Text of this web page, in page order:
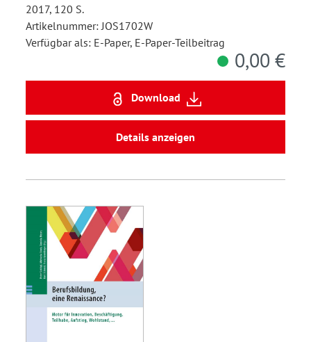
2017, 120 S.
Artikelnummer: JOS1702W
Verfügbar als: E-Paper, E-Paper-Teilbeitrag
0,00 €
Download
Details anzeigen